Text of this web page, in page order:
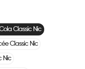
Classic Nic
Classic Nic
Nic